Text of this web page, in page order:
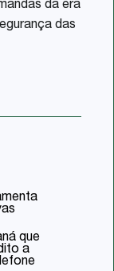
da era
das
que
a